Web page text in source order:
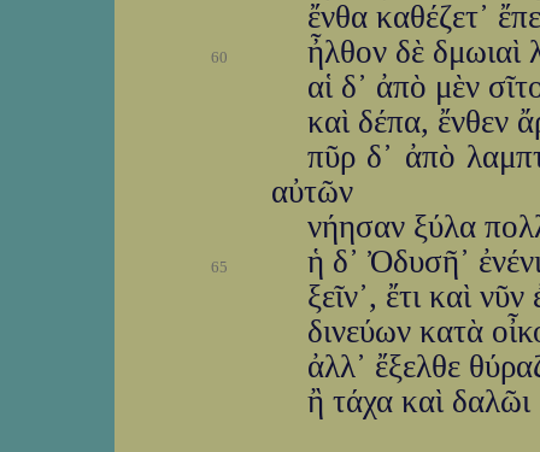
ἔνθα καθέζετ᾽
60
ἦλθον δὲ δμωιαὶ
αἱ δ᾽ ἀπὸ μὲν
καὶ δέπα, ἔνθεν
πῦρ δ᾽ ἀπὸ
αὐτῶν
νήησαν ξύλα
65
ἡ δ᾽ Ὀδυσῆ᾽
ξεῖν᾽, ἔτι καὶ
δινεύων κατὰ
ἀλλ᾽ ἔξελθε
ἢ τάχα καὶ